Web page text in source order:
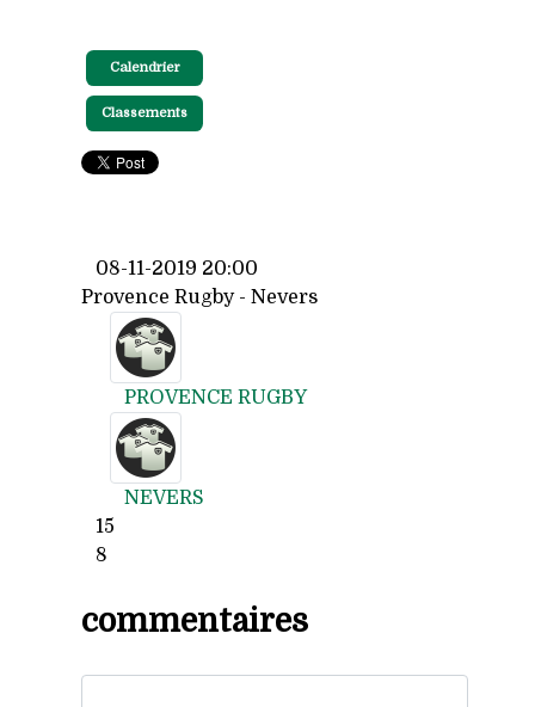
Calendrier
Classements
08-11-2019 20:00
Provence Rugby - Nevers
PROVENCE RUGBY
NEVERS
15
8
commentaires